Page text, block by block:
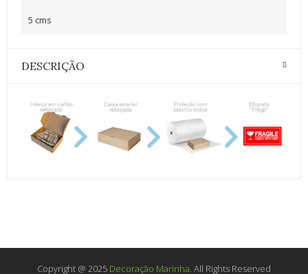
5 cms
DESCRIÇÃO
Copyright @ 2025 Decoração Marinha. All Rights Reserved